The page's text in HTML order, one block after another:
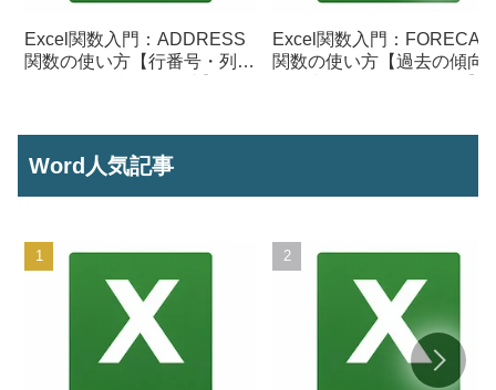
Excel関数入門：ADDRESS
関数の使い方【行番号・列番
Excel関数入門：
関数の使い方【過去の傾向
Word人気記事